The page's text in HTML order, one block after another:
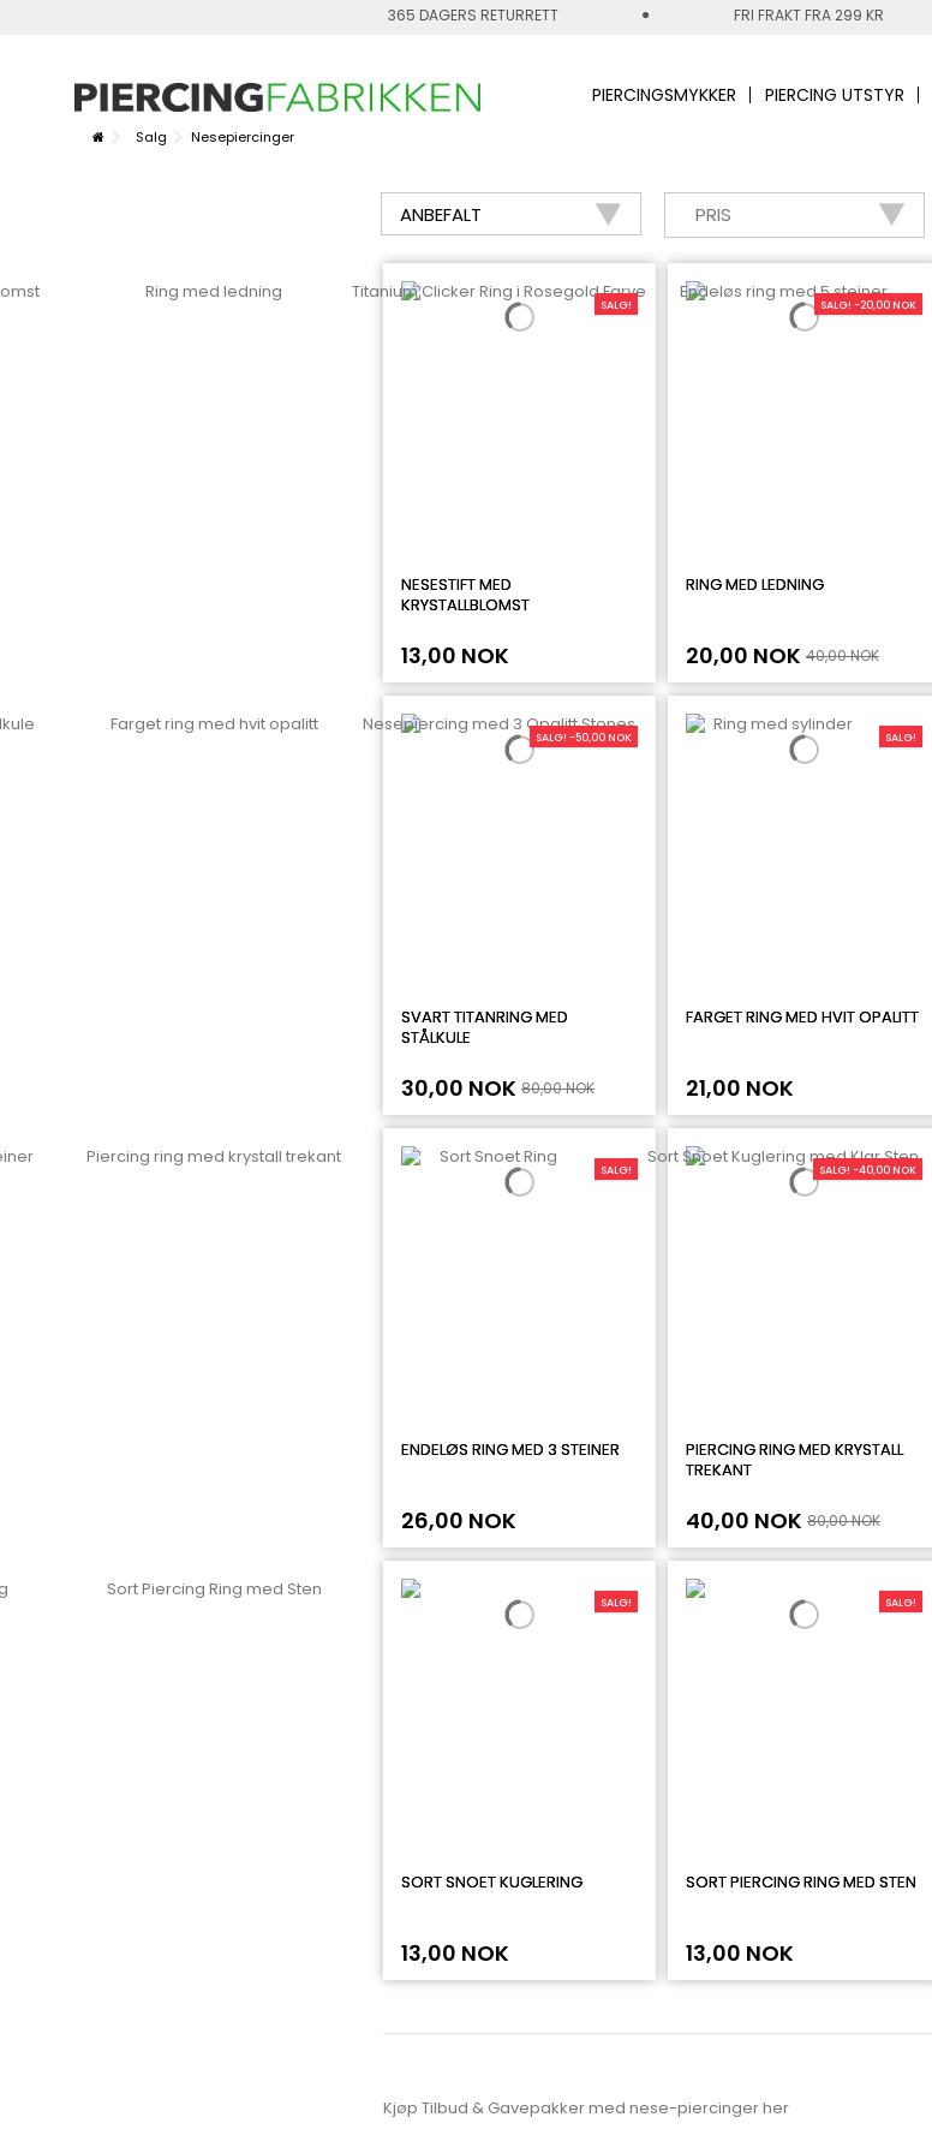
365 DAGERS RETURRETT FRI FRAKT FRA 299 KR
PIERCINGSMYKKER PIERCING UTSTYR
Salg Nesepiercinger
PRIS
SALG!
NESESTIFT MED
KRYSTALLBLOMST
13,00 NOK
SALG! -20,00 NOK
RING MED LEDNING
20,00 NOK 40,00 NOK
SALG! -50,00 NOK
SVART TITANRING MED
STÅLKULE
30,00 NOK 80,00 NOK
SALG!
FARGET RING MED HVIT OPALITT
21,00 NOK
SALG!
ENDELØS RING MED 3 STEINER
26,00 NOK
SALG! -40,00 NOK
PIERCING RING MED KRYSTALL
TREKANT
40,00 NOK 80,00 NOK
SALG!
SORT SNOET KUGLERING
13,00 NOK
SALG!
SORT PIERCING RING MED STEN
13,00 NOK
Kjøp Tilbud & Gavepakker med nese-piercinger her